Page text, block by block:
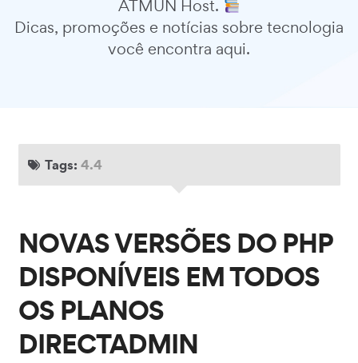
ATMUN Host.
Dicas, promoções e notícias sobre tecnologia
você encontra aqui.
Tags: 4.4
NOVAS VERSÕES DO PHP
DISPONÍVEIS EM TODOS
OS PLANOS
DIRECTADMIN